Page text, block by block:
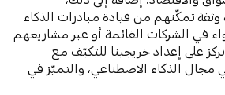
تمكّنهم من قيادة مبادرات الذكاء
في الشركات القائمة أو عبر مشاريعهم
على إعداد خريجينا للتكيّف مع
مجال الذكاء الاصطناعي، والتميّز في